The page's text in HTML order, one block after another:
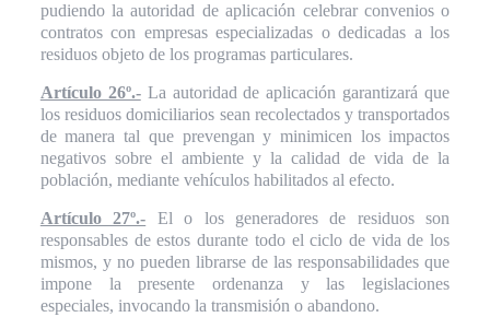
pudiendo la autoridad de aplicación celebrar convenios o
contratos con empresas especializadas o dedicadas a los
residuos objeto de los programas particulares.
Artículo 26º.-La autoridad de aplicación garantizará que
los residuos domiciliarios sean recolectados y transportados
de manera tal que prevengan y minimicen los impactos
negativos sobre el ambiente y la calidad de vida de la
población, mediante vehículos habilitados al efecto.
Artículo 27º.- El o los generadores de residuos son
responsables de estos durante todo el ciclo de vida de los
mismos, y no pueden librarse de las responsabilidades que
impone la presente ordenanza y las legislaciones
especiales, invocando la transmisión o abandono.